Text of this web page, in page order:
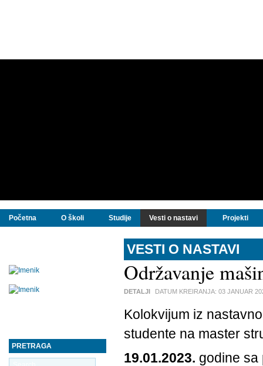
Početna O školi Studije Vesti o nastavi Projekti
VESTI O NASTAVI
Održavanje
DETALJI DATUM KREIRANJA: 03 JANUAR
Kolokvijum iz
studente na master
19.01.2023. godine
PRETRAGA